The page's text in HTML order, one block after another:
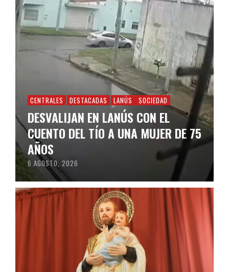
CENTRALES DESTACADAS LANÚS SOCIEDAD
DESVALIJAN EN LANÚS CON EL
CUENTO DEL TÍO A UNA MUJER DE 75
AÑOS
6 AGOSTO, 2026